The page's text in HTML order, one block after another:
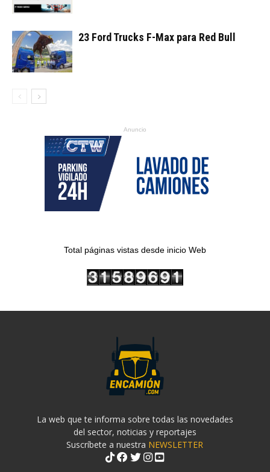
23 Ford Trucks F-Max para Red Bull
Anuncio
Total páginas vistas desde inicio Web
La web que te informa sobre todas las novedades
del sector, noticias y reportajes
Suscríbete a nuestra NEWSLETTER